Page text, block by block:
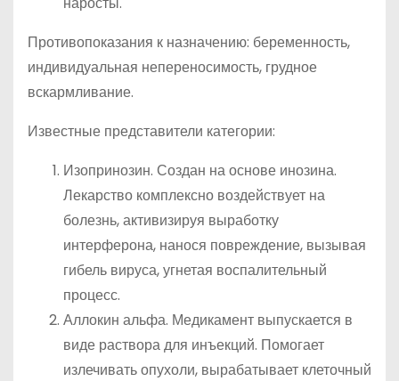
Противопоказания к назначению: беременность,
индивидуальная непереносимость, грудное
вскармливание.
Известные представители категории:
Изопринозин. Создан на основе инозина.
Лекарство комплексно воздействует на
болезнь, активизируя выработку
интерферона, нанося повреждение, вызывая
гибель вируса, угнетая воспалительный
процесс.
Аллокин альфа. Медикамент выпускается в
виде раствора для инъекций. Помогает
излечивать опухоли, вырабатывает клеточный